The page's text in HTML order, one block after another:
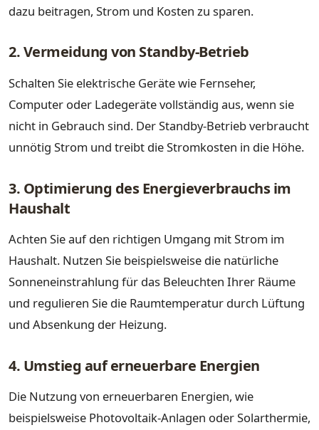
dazu beitragen, Strom und Kosten zu sparen.
2. Vermeidung von Standby-Betrieb
Schalten Sie elektrische Geräte wie Fernseher,
Computer oder Ladegeräte vollständig aus, wenn sie
nicht in Gebrauch sind. Der Standby-Betrieb verbraucht
unnötig Strom und treibt die Stromkosten in die Höhe.
3. Optimierung des Energieverbrauchs im
Haushalt
Achten Sie auf den richtigen Umgang mit Strom im
Haushalt. Nutzen Sie beispielsweise die natürliche
Sonneneinstrahlung für das Beleuchten Ihrer Räume
und regulieren Sie die Raumtemperatur durch Lüftung
und Absenkung der Heizung.
4. Umstieg auf erneuerbare Energien
Die Nutzung von erneuerbaren Energien, wie
beispielsweise Photovoltaik-Anlagen oder Solarthermie,